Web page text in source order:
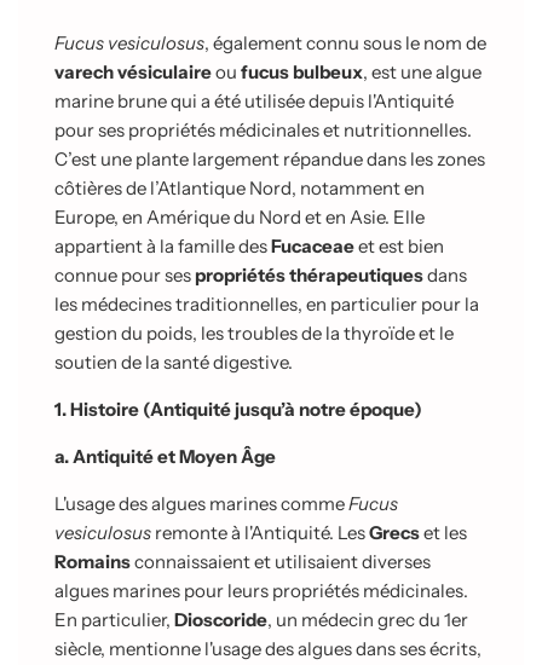
e
c
o
u
.
.
.
Fucus vesiculosus, également connu sous le nom de
varech vésiculaireou fucus bulbeux, est une algue
marine brune qui a été utilisée depuis l'Antiquité
pour ses propriétés médicinales et nutritionnelles.
C’est une plante largement répandue dans les zones
côtières de l’Atlantique Nord, notamment en
Europe, en Amérique du Nord et en Asie. Elle
appartient à la famille desFucaceaeet est bien
connue pour ses propriétés thérapeutiquesdans
les médecines traditionnelles, en particulier pour la
gestion du poids, les troubles de la thyroïde et le
soutien de la santé digestive.
1. Histoire (Antiquité jusqu’à notre époque)
a. Antiquité et Moyen Âge
L'usage des algues marines commeFucus
vesiculosus remonte à l'Antiquité. LesGrecset les
Romainsconnaissaient et utilisaient diverses
algues marines pour leurs propriétés médicinales.
En particulier, Dioscoride, un médecin grec du 1er
siècle, mentionne l'usage des algues dans ses écrits,